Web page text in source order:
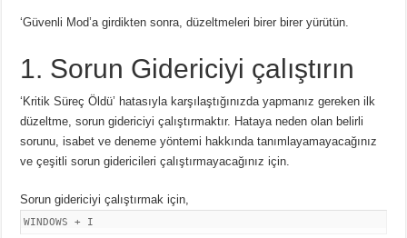
‘Güvenli Mod’a girdikten sonra, düzeltmeleri birer birer yürütün.
1. Sorun Gidericiyi çalıştırın
‘Kritik Süreç Öldü’ hatasıyla karşılaştığınızda yapmanız gereken ilk
düzeltme, sorun gidericiyi çalıştırmaktır. Hataya neden olan belirli
sorunu, isabet ve deneme yöntemi hakkında tanımlayamayacağınız
ve çeşitli sorun gidericileri çalıştırmayacağınız için.
Sorun gidericiyi çalıştırmak için,
WINDOWS + I